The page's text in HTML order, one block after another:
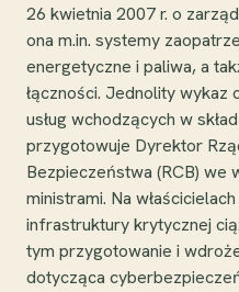
26 kwietnia 2007 r. o
ona m.in. systemy
energetyczne i paliwa, a
łączności. Jednolity wykaz
usług wchodzących w
przygotowuje Dyrektor
Bezpieczeństwa (RCB) we
ministrami. Na
infrastruktury krytycznej
tym przygotowanie i
dotycząca